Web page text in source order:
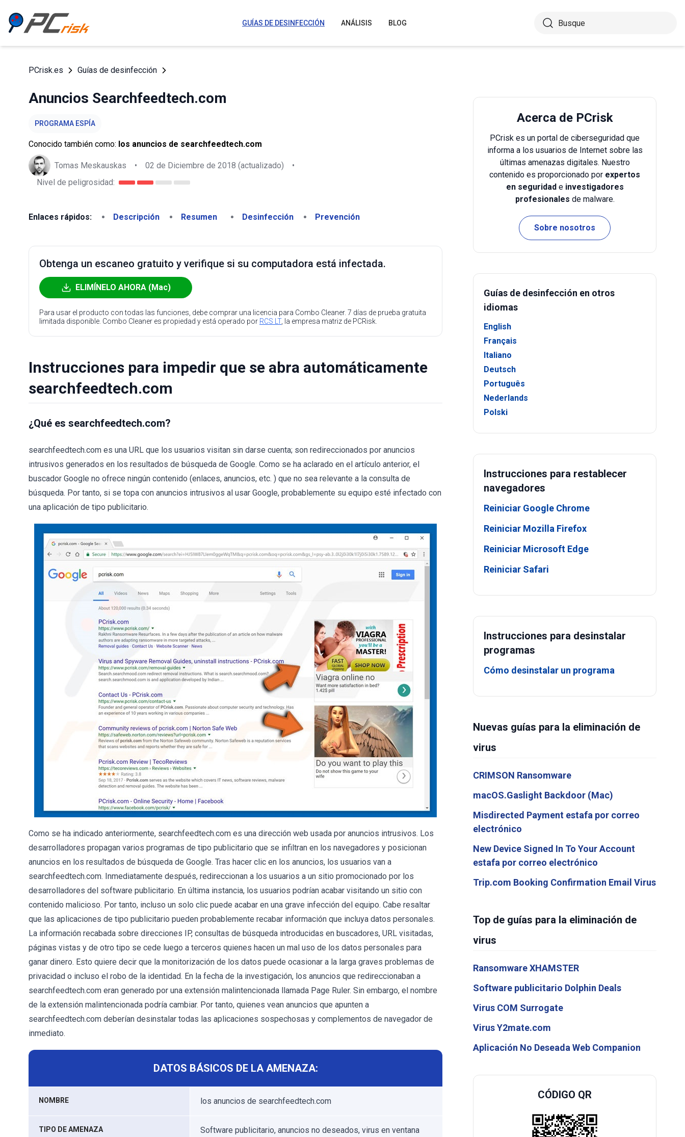
GUÍAS DE DESINFECCIÓN ANÁLISIS BLOG
PCrisk.es Guías de desinfección
Anuncios Searchfeedtech.com
PROGRAMA ESPÍA
Conocido también como: los anuncios de searchfeedtech.com
Tomas Meskauskas • 02 de Diciembre de 2018 (actualizado)
•
Nivel de peligrosidad:
Enlaces rápidos: Descripción Resumen Desinfección Prevención
Obtenga un escaneo gratuito y verifique si su computadora está infectada.
ELIMÍNELO AHORA (Mac)
Para usar el producto con todas las funciones, debe comprar una licencia para Combo Cleaner. 7 días de prueba gratuita
limitada disponible. Combo Cleaner es propiedad y está operado por RCS LT, la empresa matriz de PCRisk.
Instrucciones para impedir que se abra automáticamente
searchfeedtech.com
¿Qué es searchfeedtech.com?
searchfeedtech.com es una URL que los usuarios visitan sin darse cuenta; son redireccionados por anuncios
intrusivos generados en los resultados de búsqueda de Google. Como se ha aclarado en el artículo anterior, el
buscador Google no ofrece ningún contenido (enlaces, anuncios, etc. ) que no sea relevante a la consulta de
búsqueda. Por tanto, si se topa con anuncios intrusivos al usar Google, probablemente su equipo esté infectado con
una aplicación de tipo publicitario.
Como se ha indicado anteriormente, searchfeedtech.com es una dirección web usada por anuncios intrusivos. Los
desarrolladores propagan varios programas de tipo publicitario que se infiltran en los navegadores y posicionan
anuncios en los resultados de búsqueda de Google. Tras hacer clic en los anuncios, los usuarios van a
searchfeedtech.com. Inmediatamente después, redireccionan a los usuarios a un sitio promocionado por los
desarrolladores del software publicitario. En última instancia, los usuarios podrían acabar visitando un sitio con
contenido malicioso. Por tanto, incluso un solo clic puede acabar en una grave infección del equipo. Cabe resaltar
que las aplicaciones de tipo publicitario pueden probablemente recabar información que incluya datos personales.
La información recabada sobre direcciones IP, consultas de búsqueda introducidas en buscadores, URL visitadas,
páginas vistas y de otro tipo se cede luego a terceros quienes hacen un mal uso de los datos personales para
ganar dinero. Esto quiere decir que la monitorización de los datos puede ocasionar a la larga graves problemas de
privacidad o incluso el robo de la identidad. En la fecha de la investigación, los anuncios que redireccionaban a
searchfeedtech.com eran generado por una extensión malintencionada llamada Page Ruler. Sin embargo, el nombre
de la extensión malintencionada podría cambiar. Por tanto, quienes vean anuncios que apunten a
searchfeedtech.com deberían desinstalar todas las aplicaciones sospechosas y complementos de navegador de
inmediato.
DATOS BÁSICOS DE LA AMENAZA:
NOMBRE los anuncios de searchfeedtech.com
TIPO DE AMENAZA
Software publicitario, anuncios no deseados, virus en ventana
Acerca de PCrisk
PCrisk es un portal de ciberseguridad que
informa a los usuarios de Internet sobre las
últimas amenazas digitales. Nuestro
contenido es proporcionado por expertos
en seguridade investigadores
profesionales de malware.
Sobre nosotros
Guías de desinfección en otros
idiomas
English
Français
Italiano
Deutsch
Português
Nederlands
Polski
Instrucciones para restablecer
navegadores
Reiniciar Google Chrome
Reiniciar Mozilla Firefox
Reiniciar Microsoft Edge
Reiniciar Safari
Instrucciones para desinstalar
programas
Cómo desinstalar un programa
Nuevas guías para la eliminación de
virus
CRIMSON Ransomware
macOS.Gaslight Backdoor (Mac)
Misdirected Payment estafa por correo
electrónico
New Device Signed In To Your Account
estafa por correo electrónico
Trip.com Booking Confirmation Email Virus
Top de guías para la eliminación de
virus
Ransomware XHAMSTER
Software publicitario Dolphin Deals
Virus COM Surrogate
Virus Y2mate.com
Aplicación No Deseada Web Companion
CÓDIGO QR